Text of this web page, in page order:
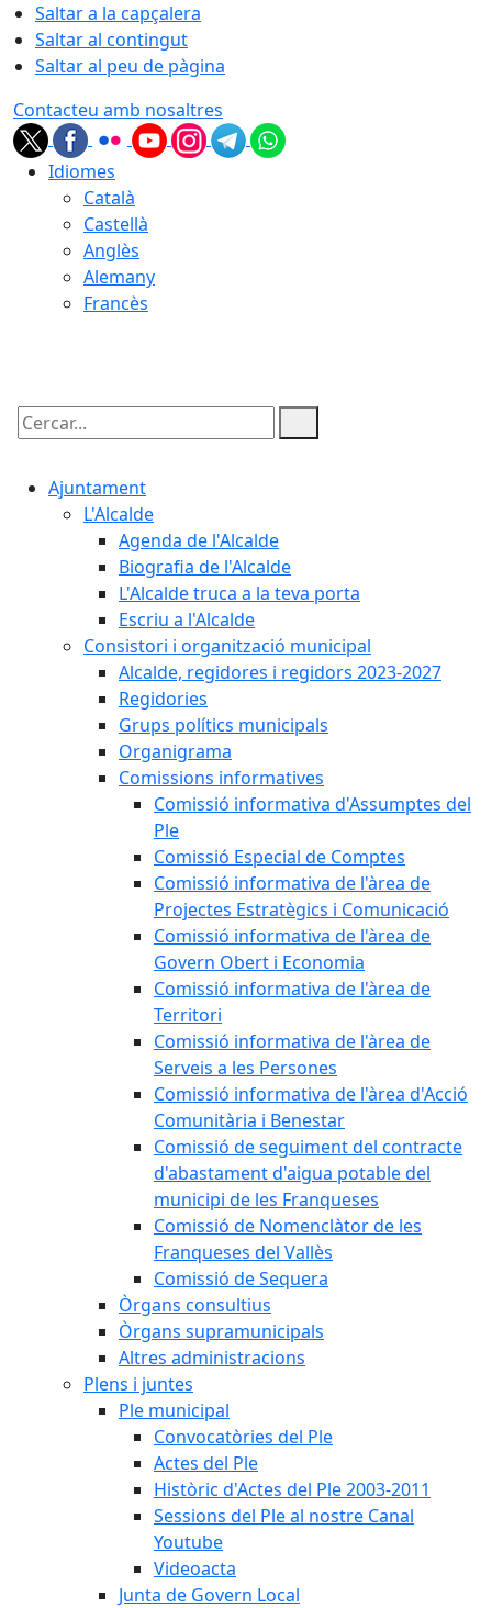
Saltar a la capçalera
Saltar al contingut
Saltar al peu de pàgina
Contacteu amb nosaltres
Idiomes
Català
Castellà
Anglès
Alemany
Francès
Cercar:
Ajuntament
L'Alcalde
Agenda de l'Alcalde
Biografia de l'Alcalde
L'Alcalde truca a la teva porta
Escriu a l'Alcalde
Consistori i organització municipal
Alcalde, regidores i regidors 2023-2027
Regidories
Grups polítics municipals
Organigrama
Comissions informatives
Comissió informativa d'Assumptes del
Ple
Comissió Especial de Comptes
Comissió informativa de l'àrea de
Projectes Estratègics i Comunicació
Comissió informativa de l'àrea de
Govern Obert i Economia
Comissió informativa de l'àrea de
Territori
Comissió informativa de l'àrea de
Serveis a les Persones
Comissió informativa de l'àrea d'Acció
Comunitària i Benestar
Comissió de seguiment del contracte
d'abastament d'aigua potable del
municipi de les Franqueses
Comissió de Nomenclàtor de les
Franqueses del Vallès
Comissió de Sequera
Òrgans consultius
Òrgans supramunicipals
Altres administracions
Plens i juntes
Ple municipal
Convocatòries del Ple
Actes del Ple
Històric d'Actes del Ple 2003-2011
Sessions del Ple al nostre Canal
Youtube
Videoacta
Junta de Govern Local